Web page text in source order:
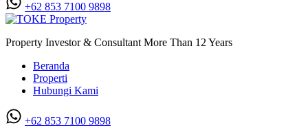
+62 853 7100 9898‬
Property Investor & Consultant More Than 12 Years
Beranda
Properti
Hubungi Kami
+62 853 7100 9898‬